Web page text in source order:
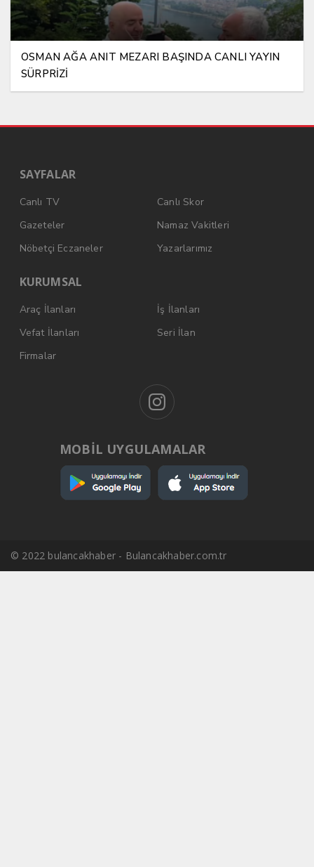
OSMAN AĞA ANIT MEZARI BAŞINDA CANLI YAYIN
SÜRPRİZİ
SAYFALAR
Canlı TV
Canlı Skor
Gazeteler
Namaz Vakitleri
Nöbetçi Eczaneler
Yazarlarımız
KURUMSAL
Araç İlanları
İş İlanları
Vefat İlanları
Seri İlan
Firmalar
MOBİL UYGULAMALAR
© 2022 bulancakhaber - Bulancakhaber.com.tr